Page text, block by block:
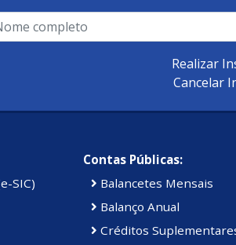
Realizar
Cancelar
SIC)
Contas Públicas:
Balancetes Mensais
Balanço Anual
Créditos